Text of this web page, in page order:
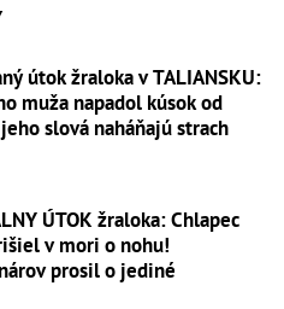
útok žraloka v TALIANSKU:
muža napadol kúsok od
slová naháňajú strach
ÚTOK žraloka: Chlapec
v mori o nohu!
prosil o jediné